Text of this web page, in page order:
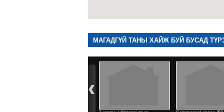
МАГАДГҮЙ ТАНЫ ХАЙЖ БУЙ БУСАД